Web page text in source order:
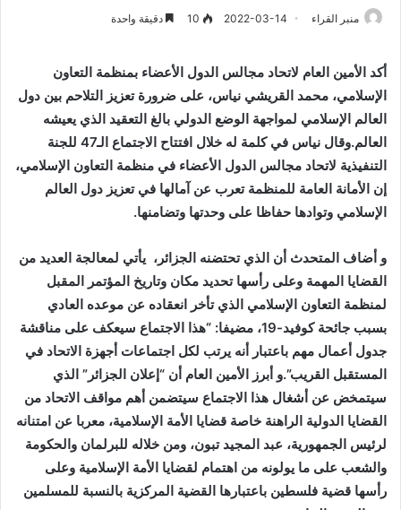
منبر القراء 2022-03-14
10 دقيقة واحدة
أكد الأمين العام لاتحاد مجالس الدول الأعضاء بمنظمة التعاون
الإسلامي، محمد القريشي نياس، على ضرورة تعزيز التلاحم بين دول
العالم الإسلامي لمواجهة الوضع الدولي بالغ التعقيد الذي يعيشه
العالم.وقال نياس في كلمة له خلال افتتاح الاجتماع الـ47 للجنة
التنفيذية لاتحاد مجالس الدول الأعضاء في منظمة التعاون الإسلامي،
إن الأمانة العامة للمنظمة تعرب عن آمالها في تعزيز دول العالم
الإسلامي وتوادها حفاظا على وحدتها وتضامنها.
و أضاف المتحدث أن الذي تحتضنه الجزائر، يأتي لمعالجة العديد من
القضايا المهمة وعلى رأسها تحديد مكان وتاريخ المؤتمر المقبل
لمنظمة التعاون الإسلامي الذي تأخر انعقاده عن موعده العادي
بسبب جائحة كوفيد-19، مضيفا: “هذا الاجتماع سيعكف على مناقشة
جدول أعمال مهم باعتبار أنه يرتب لكل اجتماعات أجهزة الاتحاد في
المستقبل القريب”.و أبرز الأمين العام أن “إعلان الجزائر” الذي
سيتمخض عن أشغال هذا الاجتماع سيتضمن أهم مواقف الاتحاد من
القضايا الدولية الراهنة خاصة قضايا الأمة الإسلامية، معربا عن امتنانه
لرئيس الجمهورية، عبد المجيد تبون، ومن خلاله للبرلمان والحكومة
والشعب على ما يولونه من اهتمام لقضايا الأمة الإسلامية وعلى
رأسها قضية فلسطين باعتبارها القضية المركزية بالنسبة للمسلمين